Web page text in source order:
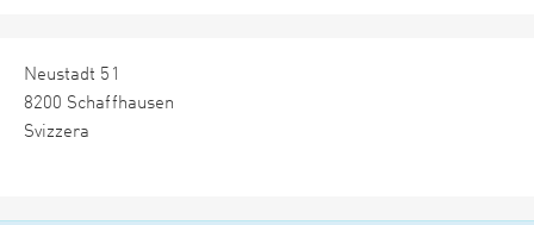
Neustadt 51
8200 Schaffhausen
Svizzera